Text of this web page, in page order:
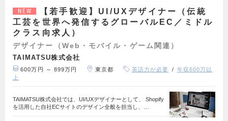
NEW
【若手歓迎】UI/UXデザイナー（伝統
工芸を世界へ発信するグローバルEC／ミドル
クラス向求人）
デザイナー（Web・モバイル・ゲーム関連）
TAIMATSU株式会社
600万円 ～ 899万円 東京都 英語力が必要
年収600万以
上
TAIMATSU株式会社では、UI/UXデザイナーとして、 Shopify
を活用した自社ECサイトのデザイン全般を担当し、…